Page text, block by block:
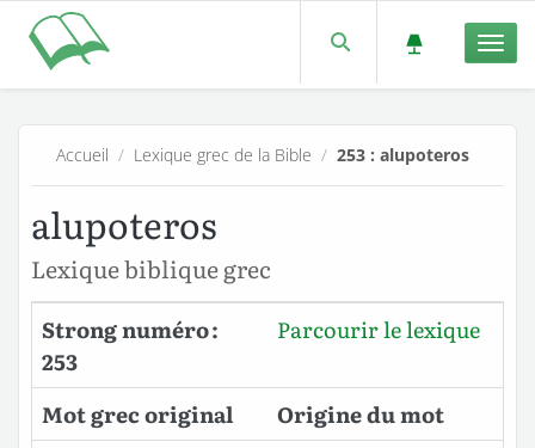
Accueil / Lexique grec de la Bible /253 : alupoteros
alupoteros
Lexique biblique grec
Strong numéro :
253
Parcourir le lexique
Mot grec original Origine du mot